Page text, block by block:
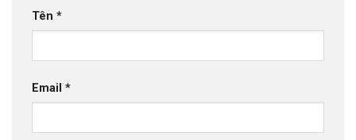
Tên *
Email *